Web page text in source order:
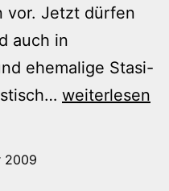
vor. Jetzt dürfen
auch in
ehemalige Stasi-
Jetzt
weiterlesen
2009